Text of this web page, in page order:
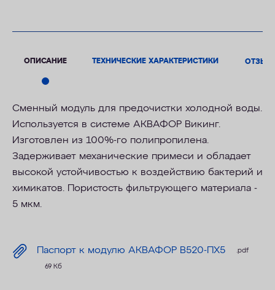
ОПИСАНИЕ ТЕХНИЧЕСКИЕ ХАРАКТЕРИСТИКИ
Сменный модуль для предочистки холодной воды.
Используется в системе АКВАФОР Викинг.
Изготовлен из 100%-го полипропилена.
Задерживает механические примеси и обладает
высокой устойчивостью к воздействию бактерий и
химикатов. Пористость фильтрующего материала -
5 мкм.
Паспорт к модулю АКВАФОР В520-ПХ5 .pdf
69 Кб